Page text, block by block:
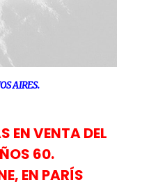
AIRES.
EN VENTA DEL
60.
EN PARÍS